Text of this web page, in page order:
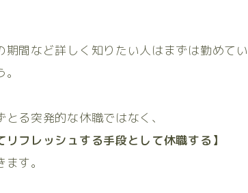
間など詳しく知りたい人はまずは勤めてい
る突発的な休職ではなく、
フレッシュする手段として休職する】
す。